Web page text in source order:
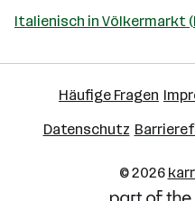
Italienisch in Völkermarkt
Häufige Fragen
Datenschutz
© 2026